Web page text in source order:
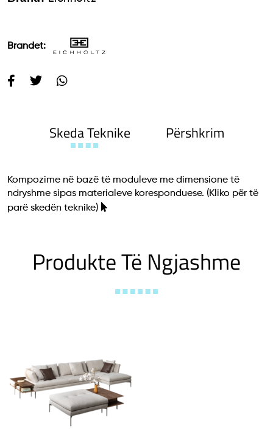
Brandet:
Skeda Teknike Përshkrim
Kompozime në bazë të moduleve me dimensione të
ndryshme sipas materialeve koresponduese. (Kliko për të
parë skedën teknike)
Produkte Të Ngjashme